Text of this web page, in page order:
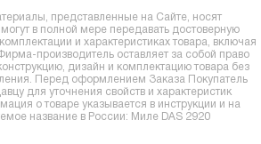
представленные на Сайте, носят
в полной мере передавать достоверную
и характеристиках товара, включая
производитель оставляет за собой право
дизайн и комплектацию товара без
Перед оформлением Заказа Покупатель
для уточнения свойств и характеристик
о товаре указывается в инструкции и на
название в России: Миле DAS 2920